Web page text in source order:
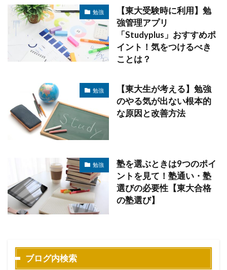
勉強
【東大受験時に利用】勉
強管理アプリ
「Studyplus」おすすめポ
イント！気をつけるべき
ことは？
勉強
【東大生が考える】勉強
のやる気が出ない根本的
な原因と改善方法
勉強
塾を選ぶときは9つのポイ
ントを見て！塾通い・塾
選びの必要性【東大合格
の塾選び】
ブログ内検索